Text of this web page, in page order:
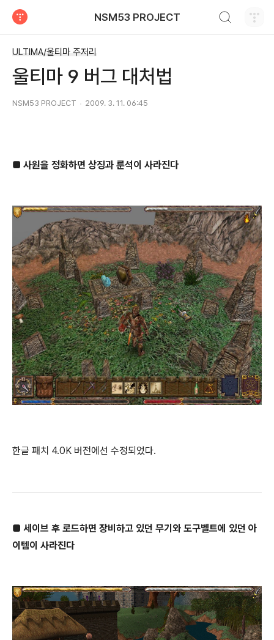
NSM53 PROJECT
ULTIMA/울티마 주저리
울티마 9 버그 대처법
NSM53 PROJECT 2009. 3. 11. 06:45
■ 사원을 정화하면 상징과 룬석이 사라진다
한글 패치 4.0K 버전에선 수정되었다.
■ 세이브 후 로드하면 장비하고 있던 무기와 도구벨트에 있던 아
이템이 사라진다